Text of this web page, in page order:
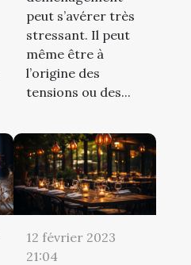
peut s’avérer très
stressant. Il peut
même être à
l’origine des
tensions ou des...
12 février 2023
21:04